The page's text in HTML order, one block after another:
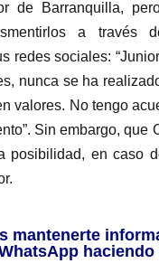
de Barranquilla,
a través
redes sociales:
nunca se ha
valores. No tengo
Sin embargo, que
posibilidad, en caso
mantenerte